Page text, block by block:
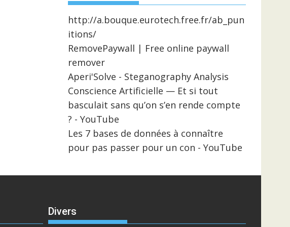
http://a.bouque.eurotech.free.fr/ab_pun
itions/
RemovePaywall | Free online paywall
remover
Aperi'Solve - Steganography Analysis
Conscience Artificielle — Et si tout
basculait sans qu’on s’en rende compte
? - YouTube
Les 7 bases de données à connaître
pour pas passer pour un con - YouTube
Divers